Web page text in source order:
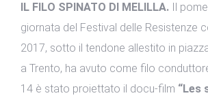
IL FILO SPINATO DI MELILLA. Il
giornata del Festival delle Resistenze
2017, sotto il tendone allestito in
a Trento, ha avuto come filo
14 è stato proiettato il docu-film “Les